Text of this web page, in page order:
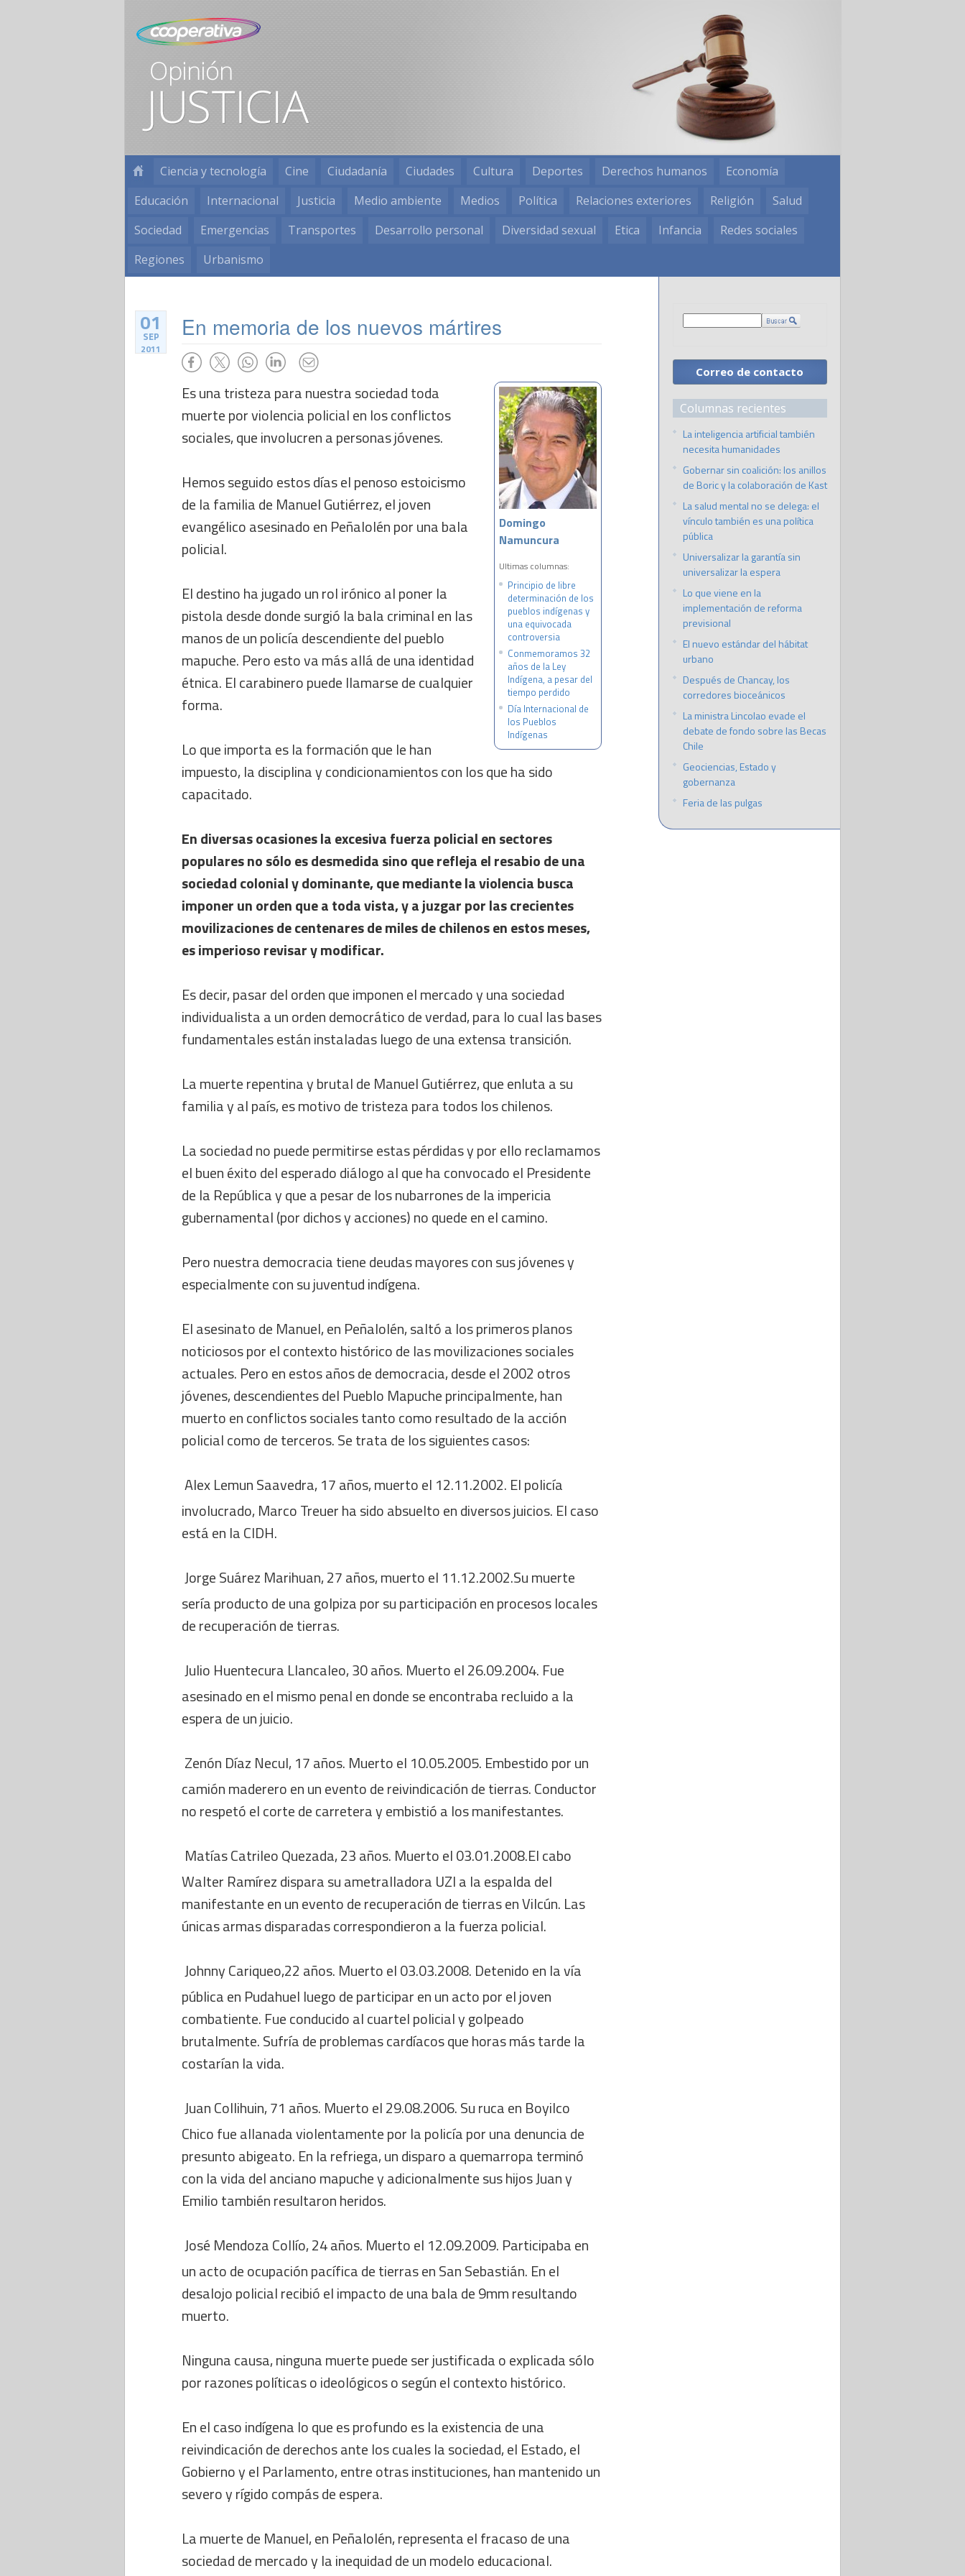
Ciencia y tecnología Cine Ciudadanía Ciudades Cultura Deportes Derechos humanos
Economía
Educación
Internacional Justicia Medio ambiente Medios Política Relaciones exteriores Religión
Salud
Sociedad
Emergencias Transportes Desarrollo personal Diversidad sexual Etica Infancia
Redes sociales
Regiones
Urbanismo
01
SEP
2011
En memoria de los nuevos mártires
Domingo
Namuncura
Ultimas columnas:
Principio de libre
determinación de los
pueblos indígenas y
una equivocada
controversia
Conmemoramos 32
años de la Ley
Indígena, a pesar del
tiempo perdido
Día Internacional de
los Pueblos
Indígenas
Es una tristeza para nuestra sociedad toda
muerte por violencia policial en los conflictos
sociales, que involucren a personas jóvenes.
Hemos seguido estos días el penoso estoicismo
de la familia de Manuel Gutiérrez, el joven
evangélico asesinado en Peñalolén por una bala
policial.
El destino ha jugado un rol irónico al poner la
pistola desde donde surgió la bala criminal en las
manos de un policía descendiente del pueblo
mapuche. Pero esto va más allá de una identidad
étnica. El carabinero puede llamarse de cualquier
forma.
Lo que importa es la formación que le han
impuesto, la disciplina y condicionamientos con los que ha sido
capacitado.
En diversas ocasiones la excesiva fuerza policial en sectores
populares no sólo es desmedida sino que refleja el resabio de una
sociedad colonial y dominante, que mediante la violencia busca
imponer un orden que a toda vista, y a juzgar por las crecientes
movilizaciones de centenares de miles de chilenos en estos meses,
es imperioso revisar y modificar.
Es decir, pasar del orden que imponen el mercado y una sociedad
individualista a un orden democrático de verdad, para lo cual las bases
fundamentales están instaladas luego de una extensa transición.
La muerte repentina y brutal de Manuel Gutiérrez, que enluta a su
familia y al país, es motivo de tristeza para todos los chilenos.
La sociedad no puede permitirse estas pérdidas y por ello reclamamos
el buen éxito del esperado diálogo al que ha convocado el Presidente
de la República y que a pesar de los nubarrones de la impericia
gubernamental (por dichos y acciones) no quede en el camino.
Pero nuestra democracia tiene deudas mayores con sus jóvenes y
especialmente con su juventud indígena.
El asesinato de Manuel, en Peñalolén, saltó a los primeros planos
noticiosos por el contexto histórico de las movilizaciones sociales
actuales. Pero en estos años de democracia, desde el 2002 otros
jóvenes, descendientes del Pueblo Mapuche principalmente, han
muerto en conflictos sociales tanto como resultado de la acción
policial como de terceros. Se trata de los siguientes casos:
 Alex Lemun Saavedra, 17 años, muerto el 12.11.2002. El policía
involucrado, Marco Treuer ha sido absuelto en diversos juicios. El caso
está en la CIDH.
 Jorge Suárez Marihuan, 27 años, muerto el 11.12.2002.Su muerte
sería producto de una golpiza por su participación en procesos locales
de recuperación de tierras.
 Julio Huentecura Llancaleo, 30 años. Muerto el 26.09.2004. Fue
asesinado en el mismo penal en donde se encontraba recluido a la
espera de un juicio.
 Zenón Díaz Necul, 17 años. Muerto el 10.05.2005. Embestido por un
camión maderero en un evento de reivindicación de tierras. Conductor
no respetó el corte de carretera y embistió a los manifestantes.
 Matías Catrileo Quezada, 23 años. Muerto el 03.01.2008.El cabo
Walter Ramírez dispara su ametralladora UZI a la espalda del
manifestante en un evento de recuperación de tierras en Vilcún. Las
únicas armas disparadas correspondieron a la fuerza policial.
 Johnny Cariqueo,22 años. Muerto el 03.03.2008. Detenido en la vía
pública en Pudahuel luego de participar en un acto por el joven
combatiente. Fue conducido al cuartel policial y golpeado
brutalmente. Sufría de problemas cardíacos que horas más tarde la
costarían la vida.
 Juan Collihuin, 71 años. Muerto el 29.08.2006. Su ruca en Boyilco
Chico fue allanada violentamente por la policía por una denuncia de
presunto abigeato. En la refriega, un disparo a quemarropa terminó
con la vida del anciano mapuche y adicionalmente sus hijos Juan y
Emilio también resultaron heridos.
 José Mendoza Collío, 24 años. Muerto el 12.09.2009. Participaba en
un acto de ocupación pacífica de tierras en San Sebastián. En el
desalojo policial recibió el impacto de una bala de 9mm resultando
muerto.
Ninguna causa, ninguna muerte puede ser justificada o explicada sólo
por razones políticas o ideológicos o según el contexto histórico.
En el caso indígena lo que es profundo es la existencia de una
reivindicación de derechos ante los cuales la sociedad, el Estado, el
Gobierno y el Parlamento, entre otras instituciones, han mantenido un
severo y rígido compás de espera.
La muerte de Manuel, en Peñalolén, representa el fracaso de una
sociedad de mercado y la inequidad de un modelo educacional.
Correo de contacto
Columnas recientes
La inteligencia artificial también
necesita humanidades
Gobernar sin coalición: los anillos
de Boric y la colaboración de Kast
La salud mental no se delega: el
vínculo también es una política
pública
Universalizar la garantía sin
universalizar la espera
Lo que viene en la
implementación de reforma
previsional
El nuevo estándar del hábitat
urbano
Después de Chancay, los
corredores bioceánicos
La ministra Lincolao evade el
debate de fondo sobre las Becas
Chile
Geociencias, Estado y
gobernanza
Feria de las pulgas